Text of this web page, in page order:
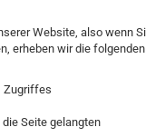
Website, also wenn
erheben wir die
Zugriffes
Seite gelangten